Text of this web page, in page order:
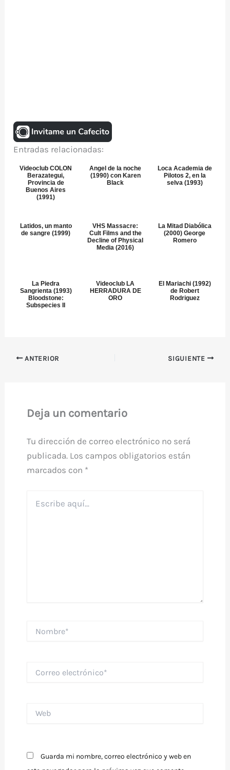
Entradas relacionadas:
Videoclub COLON
Berazategui,
Provincia de
Buenos Aires
(1991)
Angel de la noche
(1990) con Karen
Black
Loca Academia de
Pilotos 2, en la
selva (1993)
Latidos, un manto
de sangre (1999)
VHS Massacre:
Cult Films and the
Decline of Physical
Media (2016)
La Mitad Diabólica
(2000) George
Romero
La Piedra
Sangrienta (1993)
Bloodstone:
Subspecies II
Videoclub LA
HERRADURA DE
ORO
El Mariachi (1992)
de Robert
Rodriguez
ANTERIOR SIGUIENTE
Deja un comentario
Tu dirección de correo electrónico no será
publicada. Los campos obligatorios están
marcados con *
aquí...
electrónico*
Guarda mi nombre, correo electrónico y web en